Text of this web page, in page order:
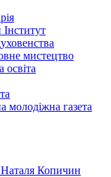
мистецтво
освіта
молодіжна газета
Наталя Копичин